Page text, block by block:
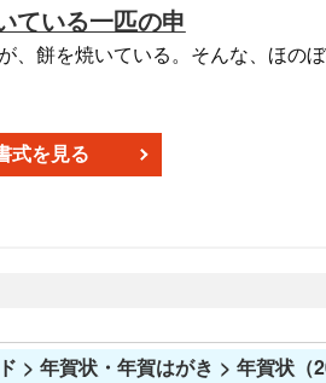
ている一匹の申
、餅を焼いている。そんな、ほの
式を見る
> 年賀状・年賀はがき > 年賀状（